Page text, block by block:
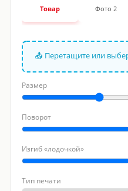
Товар Фото 2
📤 Перетащите или
Размер
Поворот
Изгиб «лодочкой»
Тип печати